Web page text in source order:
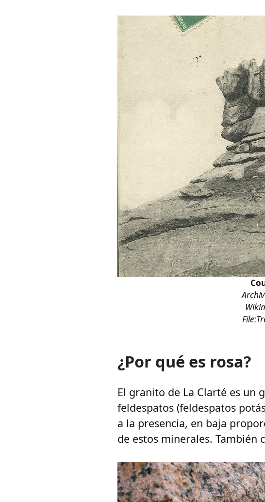
¿Por qué es rosa?
El granito de La Clarté es un
feldespatos (feldespatos
a la presencia, en baja
de estos minerales. También